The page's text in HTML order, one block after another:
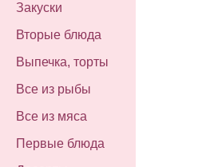
Закуски
Вторые блюда
Выпечка, торты
Все из рыбы
Все из мяса
Первые блюда